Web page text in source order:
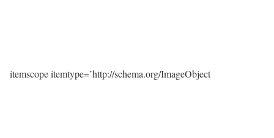
itemscope itemtype=’http://schema.org/ImageObject